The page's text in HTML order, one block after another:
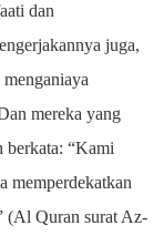
dan
juga,
mereka yang
berkata: “Kami
memperdekatkan
(Al Quran surat Az-